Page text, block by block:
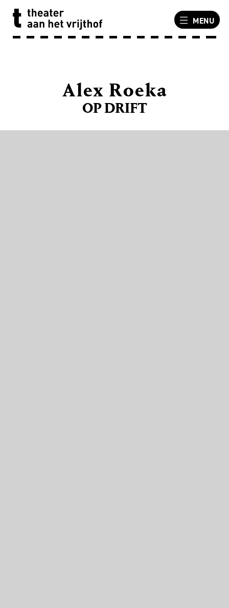
MENU
OP DRIFT
Alex Roeka